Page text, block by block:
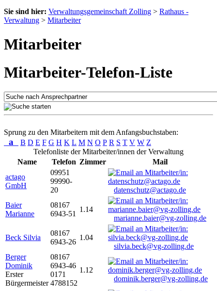
Sie sind hier: Verwaltungsgemeinschaft Zolling > Rathaus -
Verwaltung > Mitarbeiter
Mitarbeiter
Mitarbeiter-Telefon-Liste
Sprung zu den Mitarbeitern mit dem Anfangsbuchstaben:
a B D E F G H K L M N O P R S T V W Z
Telefonliste der Mitarbeiter/innen der Verwaltung
Name
Telefon Zimmer
Mail
actago
GmbH
09951
99990-
20
datenschutz@actago.de
Baier
Marianne
08167
6943-51
1.14
marianne.baier@vg-zolling.de
Beck Silvia
08167
6943-26
1.04
silvia.beck@vg-zolling.de
Berger
Dominik
Erster
Bürgermeister
08167
6943-46
0171
4788152
1.12
dominik.berger@vg-zolling.de